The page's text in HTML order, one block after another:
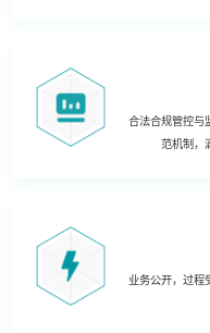
合法合规管控与
范机制，
业务公开，过程